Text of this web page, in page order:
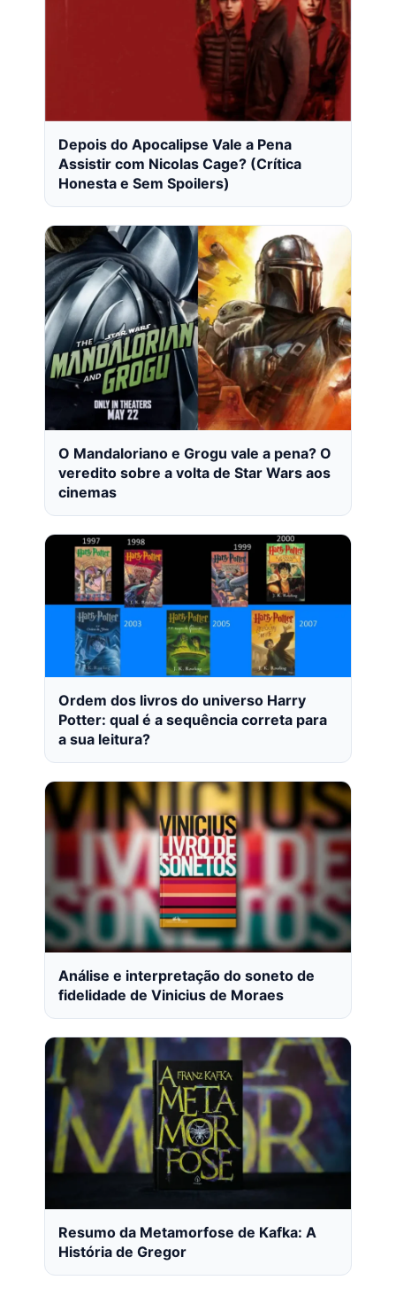
Depois do Apocalipse Vale a Pena
Assistir com Nicolas Cage? (Crítica
Honesta e Sem Spoilers)
O Mandaloriano e Grogu vale a pena? O
veredito sobre a volta de Star Wars aos
cinemas
Ordem dos livros do universo Harry
Potter: qual é a sequência correta para
a sua leitura?
Análise e interpretação do soneto de
fidelidade de Vinicius de Moraes
Resumo da Metamorfose de Kafka: A
História de Gregor